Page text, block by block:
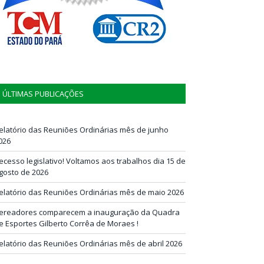
ÚLTIMAS PUBLICAÇÕES
das Reuniões Ordinárias mês de junho
legislativo! Voltamos aos trabalhos dia 15 de
de 2026
das Reuniões Ordinárias mês de maio 2026
comparecem a inauguração da Quadra
Esportes Gilberto Corrêa de Moraes !
das Reuniões Ordinárias mês de abril 2026